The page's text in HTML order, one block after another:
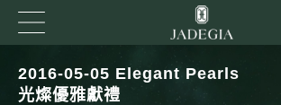
2016-05-05 Elegant Pearls
光燦優雅獻禮